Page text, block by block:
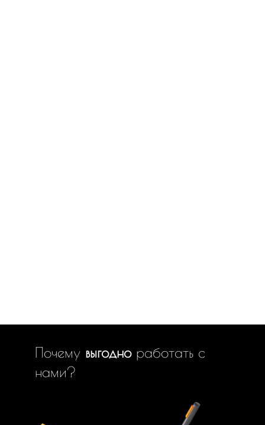
Почему выгодноработать с
нами?